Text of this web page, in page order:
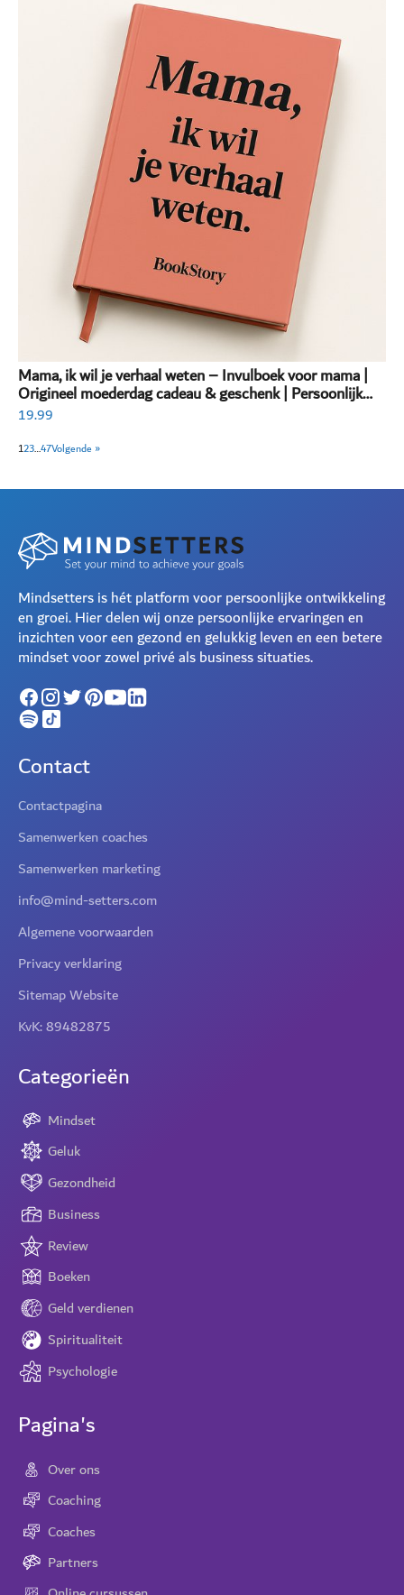
Mama, ik wil je verhaal weten – Invulboek voor mama |
Origineel moederdag cadeau & geschenk | Persoonlijk
invulboek volwassenen
19.99
123…47Volgende »
Mindsetters is hét platform voor persoonlijke ontwikkeling
en groei. Hier delen wij onze persoonlijke ervaringen en
inzichten voor een gezond en gelukkig leven en een betere
mindset voor zowel privé als business situaties.
Contact
Contactpagina
Samenwerken coaches
Samenwerken marketing
info@mind-setters.com
Algemene voorwaarden
Privacy verklaring
Sitemap Website
KvK: 89482875
Categorieën
Mindset
Geluk
Gezondheid
Business
Review
Boeken
Geld verdienen
Spiritualiteit
Psychologie
Pagina's
Over ons
Coaching
Coaches
Partners